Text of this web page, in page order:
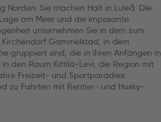
Norden. Sie machen Halt in Luleå. Die
am Meer und die imposante
unternehmen Sie in dem zum
Gammelstad, in dem
gruppiert sind, die in ihren Anfängen in
den Raum Kittilä-Levi, die Region mit
Freizeit- und Sportparadies.
zu Fahrten mit Rentier- und Husky-